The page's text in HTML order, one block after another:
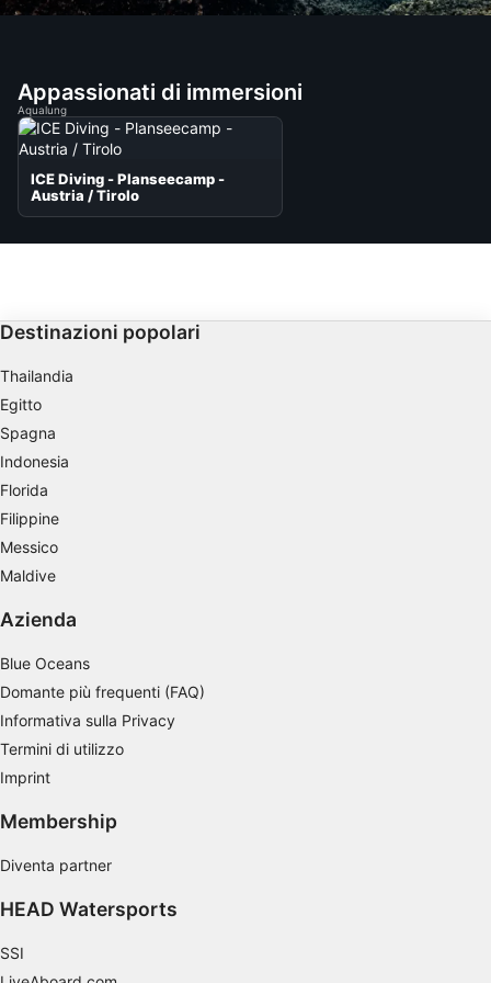
Appassionati di immersioni
Aqualung
ICE Diving - Planseecamp -
Austria / Tirolo
Destinazioni popolari
Thailandia
Egitto
Spagna
Indonesia
Florida
Filippine
Messico
Maldive
Azienda
Blue Oceans
Domante più frequenti (FAQ)
Informativa sulla Privacy
Termini di utilizzo
Imprint
Membership
Diventa partner
HEAD Watersports
SSI